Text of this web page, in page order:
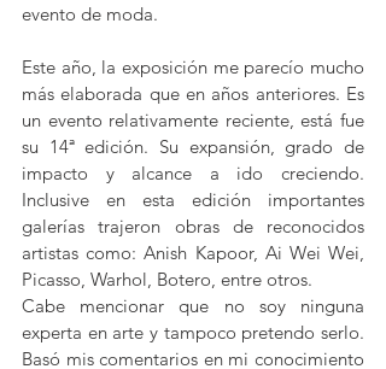
evento de moda.
Este año, la exposición me parecío mucho
más elaborada que en años anteriores. Es
un evento relativamente reciente, está fue
su 14ª edición. Su expansión, grado de
impacto y alcance a ido creciendo.
Inclusive en esta edición importantes
galerías trajeron obras de reconocidos
artistas como: Anish Kapoor, Ai Wei Wei,
Picasso, Warhol, Botero, entre otros.
Cabe mencionar que no soy ninguna
experta en arte y tampoco pretendo serlo.
Basó mis comentarios en mi conocimiento